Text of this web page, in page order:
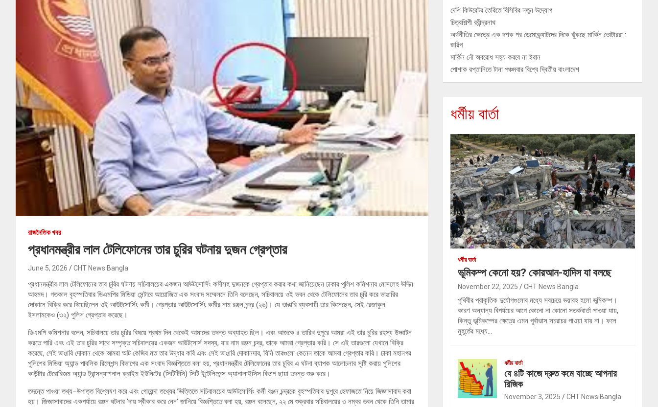
রাজনৈতিক খবর
প্রধানমন্ত্রীর লাল টেলিফোনের তার চুরির ঘটনায় দুজন গ্রেপ্তার
June 5, 2026 CHT News Bangla
প্রধানমন্ত্রীর লাল টেলিফোনের তার চুরির ঘটনায় সচিবালয়ের একজন আউটসোর্সিং কর্মীসহ দুজনকে গ্রেপ্তার করার কথা জানিয়েছেন ঢাকার পুলিশ কমিশনার মোসলেহ উদ্দিন
আহমদ। গতকাল বৃহস্পতিবার ডিএমপির মিডিয়া সেন্টারে আয়োজিত এক সংবাদ সম্মেলনে তিনি বলেছেন, সচিবালয়ে ওই ভবন থেকে টেলিফোনের তার চুরি করে ভাঙারির
দোকানে বিক্রি করে দিয়েছিলেন ওই আউটসোর্সিং কর্মী। গ্রেপ্তার আউটসোর্সিং কর্মীর নাম রঞ্জন চন্দ্র (২৬)। যে ভাঙারি ব্যবসায়ী তার কিনেছেন, সেই রেজাকুল
ইসলামকেও (৩২) পুলিশ গ্রেপ্তার করেছে।
ডিএমপি কমিশনার বলেন, সচিবালয়ে তার চুরির বিষয়ে প্রথম দিন থেকেই আমাদের তদন্ত অব্যাহত ছিল। এবং আজকে ৪ তারিখ দুপুরে আমরা এই তার চুরির রহস্য উদ্ঘাটন
করতে পারি এবং এই তার চুরির সাথে সম্পৃক্ত সচিবালয়ের একজন আউটসোর্স সদস্য, যার নাম রঞ্জন চন্দ্র, তাকে আমরা গ্রেপ্তার করি। সে এই তারগুলো যেখানে বিক্রি
করেছে, সেই ভাঙারি দোকান থেকে আমরা আট কেজির মত তার উদ্ধার করি এবং সেই ভাঙারি দোকানদার, যিনি তারগুলো কেনেন তাকে আমরা গ্রেপ্তার করি। ঢাকা মহানগর
পুলিশের মিডিয়া অ্যান্ড পাবলিক রিলেশন্স বিভাগের এক সংবাদ বিজ্ঞপ্তিতে বলা হয়, প্রধানমন্ত্রীর টেলিফোনের তার চুরির এ ঘটনা ব্যাপক আলোচনার সৃষ্টি করায় পুলিশের
কাউন্টার টেরোরিজম অ্যান্ড ট্রান্সন্যাশনাল ক্রাইম ইউনিটের (সিটিটিসি) সিটি ইন্টেলিজেন্স অ্যানালাইসিস বিভাগ ছায়া তদন্ত শুরু করে।
তদন্তে পাওয়া তথ্য–উপাত্ত বিশ্লেষণ করে এবং গোয়েন্দা তথ্যের ভিত্তিতে সচিবালয়ের আউটসোর্সিং কর্মী রঞ্জন চন্দ্রকে বৃহস্পতিবার দুপুরে হেফাজতে নিয়ে জিজ্ঞাসাবাদ করা
হয়। জিজ্ঞাসাবাদের একপর্যায়ে রঞ্জন ঘটনার ‘দায় স্বীকার করে নেন’ জানিয়ে বিজ্ঞপ্তিতে বলা হয়, রঞ্জন বলেছেন, ২২ মে শুক্রবার সচিবালয়ের ৩ নম্বর ভবন থেকে তিনি তামার
দেশি কিউরেটর তৈরিতে বিসিবির নতুন উদ্যোগ
চিত্রশিল্পী রবীন্দ্রনাথ
অর্থনীতির ক্ষেত্রে এক দশক পর ডেমোক্র্যাটদের দিকে ঝুঁকছে মার্কিন ভোটাররা :
জরিপ
মার্কিন নৌ অবরোধ সহ্য করবে না ইরান
পোশাক রপ্তানিতে টানা পঞ্চমবার বিশ্বে দ্বিতীয় বাংলাদেশ
ধর্মীয় বার্তা
ধর্মীয় বার্তা
ভূমিকম্প কেনো হয়? কোরআন-হাদিস যা বলছে
November 22, 2025 CHT News Bangla
পৃথিবীর প্রাকৃতিক দুর্যোগগুলোর মধ্যে সবচেয়ে ভয়াবহ হলো ভূমিকম্প।
কারণ অন্যান্য বিপর্যয়ের আগে কোনো না কোনো সতর্কবার্তা পাওয়া যায়,
কিন্তু ভূমিকম্পের ক্ষেত্রে এমন পূর্বাভাস সচরাচর পাওয়া যায় না। ফলে
মুহূর্তের মধ্যে…
ধর্মীয় বার্তা
যে ৪টি কাজে দ্রুত কমে যাচ্ছে আপনার
রিজিক
November 3, 2025 CHT News Bangla